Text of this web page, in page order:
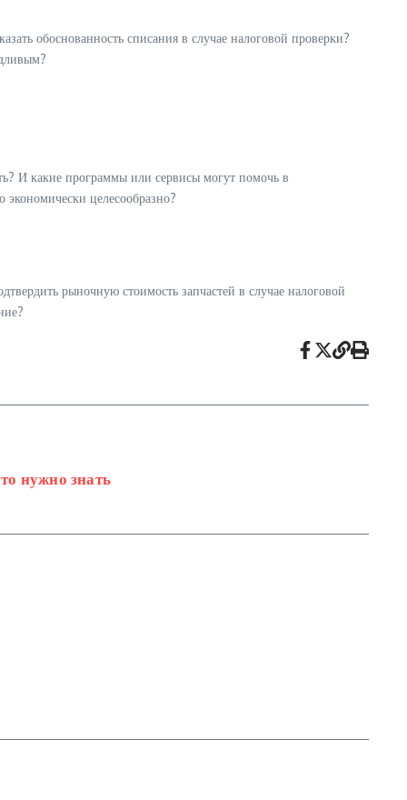
обоснованность списания в случае налоговой проверки?
И какие программы или сервисы могут помочь в
целесообразно?
рыночную стоимость запчастей в случае налоговой
нужно знать